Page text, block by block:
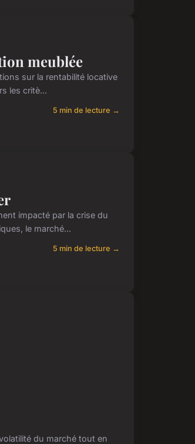
meublée
sur la rentabilité locative
les critè...
5 min de lecture →
impacté par la crise du
le marché...
5 min de lecture →
du marché tout en